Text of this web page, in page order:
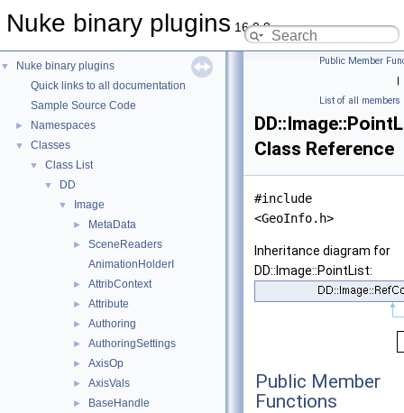
Nuke binary plugins 16.0.9
▼
Nuke binary plugins
Quick links to all documentation
Sample Source Code
► Namespaces
▼ Classes
▼ Class List
▼ DD
▼ Image
► MetaData
►
SceneReaders
AnimationHolderI
► AttribContext
► Attribute
► Authoring
► AuthoringSettings
► AxisOp
► AxisVals
►
BaseHandle
Public Member
|
List of all members
Class Reference
#include
<GeoInfo.h>
Inheritance diagram for
DD::Image::PointList:
Public Member
Functions